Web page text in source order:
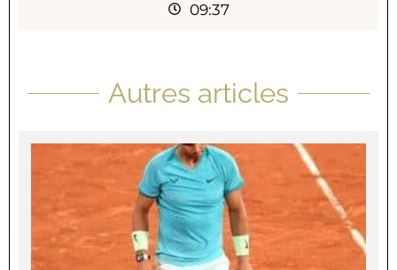
09:37
Autres articles